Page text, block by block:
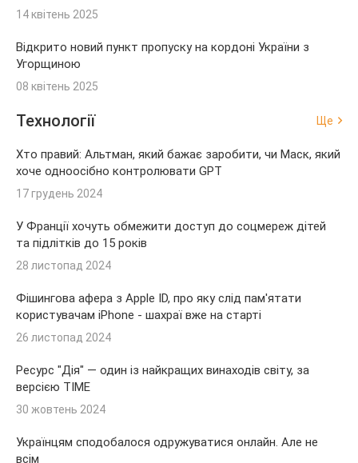
14 квітень 2025
Відкрито новий пункт пропуску на кордоні України з
Угорщиною
08 квітень 2025
Технології Ще
Хто правий: Альтман, який бажає заробити, чи Маск, який
хоче одноосібно контролювати GPT
17 грудень 2024
У Франції хочуть обмежити доступ до соцмереж дітей
та підлітків до 15 років
28 листопад 2024
Фішингова афера з Apple ID, про яку слід пам'ятати
користувачам iPhone - шахраї вже на старті
26 листопад 2024
Ресурс "Дія" — один із найкращих винаходів світу, за
версією TIME
30 жовтень 2024
Українцям сподобалося одружуватися онлайн. Але не
всім